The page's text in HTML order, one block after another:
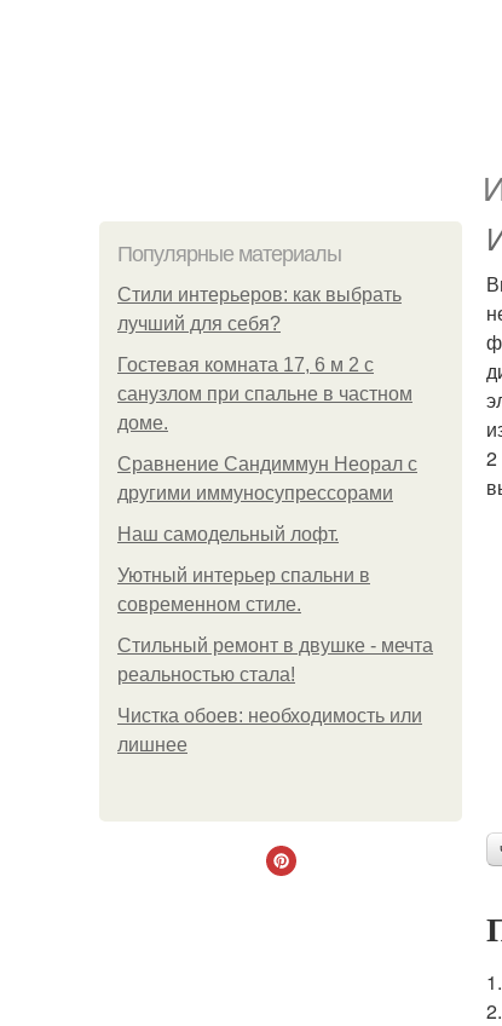
Популярные материалы
Стили интерьеров: как выбрать
лучший для себя?
Гостевая комната 17, 6 м 2 с
санузлом при спальне в частном
доме.
Сравнение Сандиммун Неорал с
другими иммуносупрессорами
Наш самодельный лофт.
Уютный интерьер спальни в
современном стиле.
Стильный ремонт в двушке - мечта
реальностью стала!
Чистка обоев: необходимость или
лишнее
2
1.
2.